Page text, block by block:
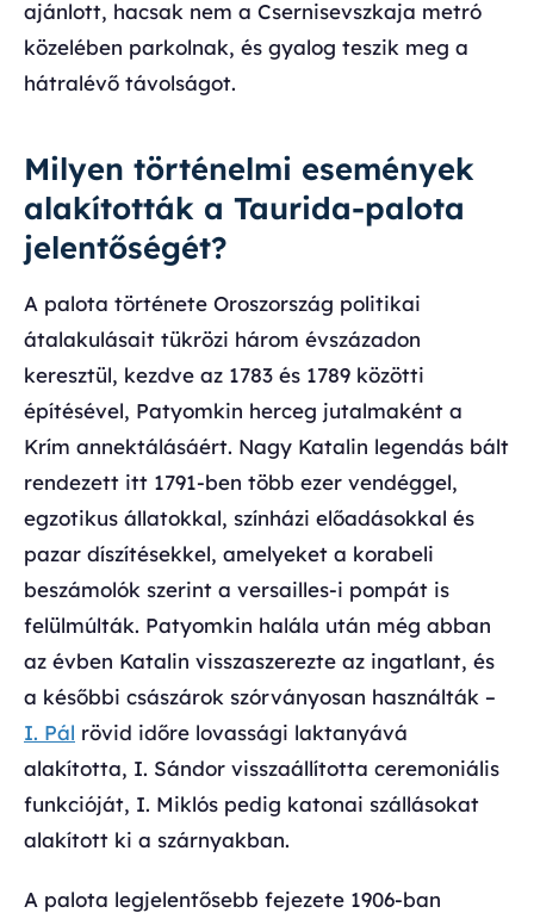
ajánlott, hacsak nem a Csernisevszkaja metró
közelében parkolnak, és gyalog teszik meg a
hátralévő távolságot.
Milyen történelmi események
alakították a Taurida-palota
jelentőségét?
A palota története Oroszország politikai
átalakulásait tükrözi három évszázadon
keresztül, kezdve az 1783 és 1789 közötti
építésével, Patyomkin herceg jutalmaként a
Krím annektálásáért. Nagy Katalin legendás bált
rendezett itt 1791-ben több ezer vendéggel,
egzotikus állatokkal, színházi előadásokkal és
pazar díszítésekkel, amelyeket a korabeli
beszámolók szerint a versailles-i pompát is
felülmúlták. Patyomkin halála után még abban
az évben Katalin visszaszerezte az ingatlant, és
a későbbi császárok szórványosan használták –
I. Pál rövid időre lovassági laktanyává
alakította, I. Sándor visszaállította ceremoniális
funkcióját, I. Miklós pedig katonai szállásokat
alakított ki a szárnyakban.
A palota legjelentősebb fejezete 1906-ban